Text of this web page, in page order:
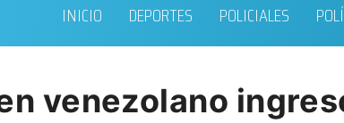
INICIO DEPORTES POLICIALES
venezolano